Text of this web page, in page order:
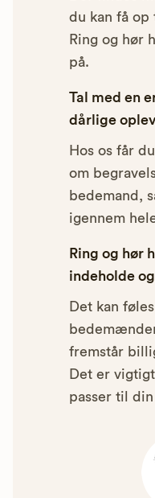
du kan få op
Ring og hør
på.
Tal med en
dårlige
Hos os får
om
bedemand,
igennem
Ring og hør
indeholde
Det kan
fremstår
Det er
passer til